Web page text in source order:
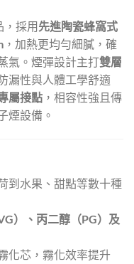
採用 先進陶瓷蜂窩式
，加熱更均勻細膩，確
氣。煙彈設計主打雙層
漏性與人體工學舒適
屬接點 ，相容性強且傳
煙設備。
到水果、甜點等數十種
）、丙二醇（PG）及
化芯，霧化效率提升